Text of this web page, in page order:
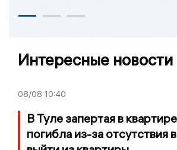
Интересные новости
08/08 10:40
В Туле запертая в
погибла из-за отсутствия